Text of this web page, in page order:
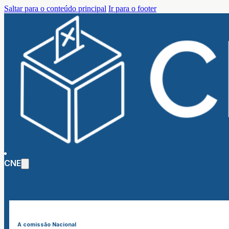
Saltar para o conteúdo principal Ir para o footer
CNE
A comissão Nacional